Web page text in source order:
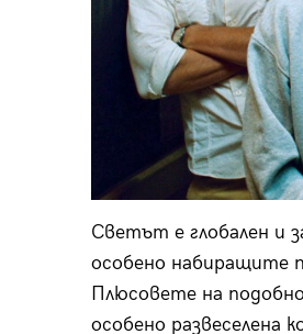
Светът е глобален и
особено набиращите
Плюсовете на
особено развеселена